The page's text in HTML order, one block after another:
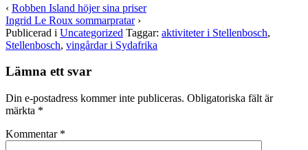
‹ Robben Island höjer sina priser
Ingrid Le Roux sommarpratar›
Publicerad i Uncategorized Taggar: aktiviteter i Stellenbosch,
Stellenbosch, vingårdar i Sydafrika
Lämna ett svar
Din e-postadress kommer inte publiceras. Obligatoriska fält är
märkta *
Kommentar *